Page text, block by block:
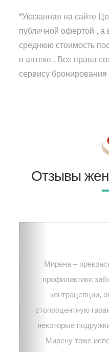
*Указанная на сайте
публичной офертой , а
среднюю стоимость
в аптеке . Все права
сервису
Отзывы
Мирена –
профилактики
контрацепции,
стопроцентную
некоторые
Мирену тоже